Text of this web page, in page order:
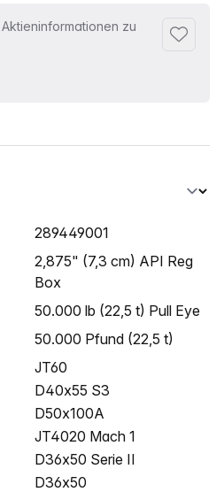
Aktieninformationen zu
Zu
aus
289449001
2,875" (7,3 cm) API Reg
Box
50.000 lb (22,5 t) Pull Eye
50.000 Pfund (22,5 t)
JT60
D40x55 S3
D50x100A
JT4020 Mach 1
D36x50 Serie II
D36x50